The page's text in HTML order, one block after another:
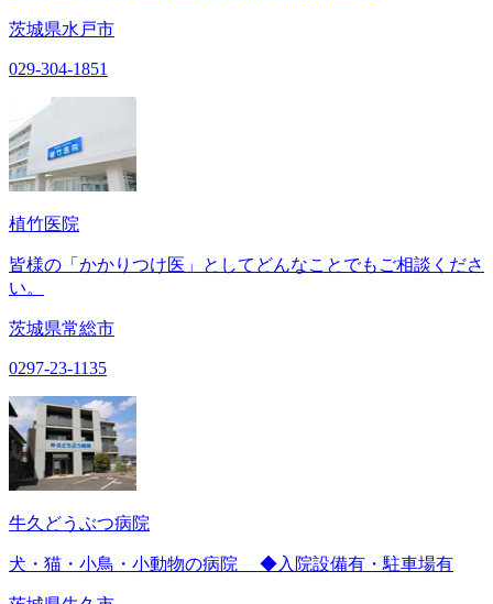
茨城県水戸市
029-304-1851
植竹医院
皆様の「かかりつけ医」としてどんなことでもご相談くださ
い。
茨城県常総市
0297-23-1135
牛久どうぶつ病院
犬・猫・小鳥・小動物の病院 ◆入院設備有・駐車場有